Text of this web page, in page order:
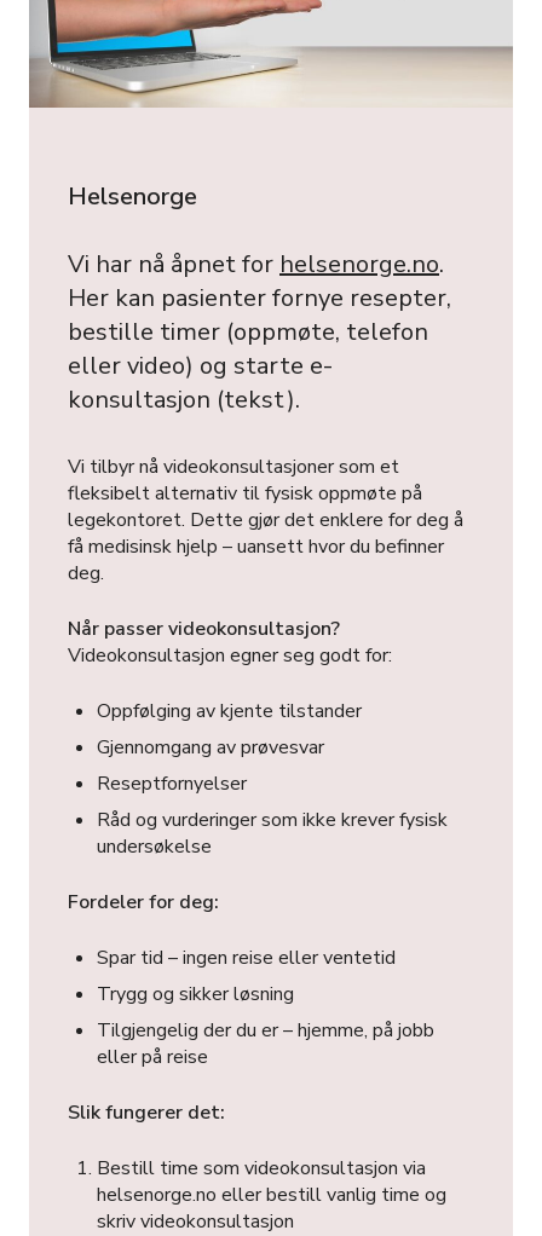
Helsenorge
Vi har nå åpnet for helsenorge.no.
Her kan pasienter fornye resepter,
bestille timer (oppmøte, telefon
eller video) og starte e-
konsultasjon (tekst).
Vi tilbyr nå videokonsultasjoner som et
fleksibelt alternativ til fysisk oppmøte på
legekontoret. Dette gjør det enklere for deg å
få medisinsk hjelp – uansett hvor du befinner
deg.
Når passer videokonsultasjon?
Videokonsultasjon egner seg godt for:
Oppfølging av kjente tilstander
Gjennomgang av prøvesvar
Reseptfornyelser
Råd og vurderinger som ikke krever fysisk
undersøkelse
Fordeler for deg:
Spar tid – ingen reise eller ventetid
Trygg og sikker løsning
Tilgjengelig der du er – hjemme, på jobb
eller på reise
Slik fungerer det:
Bestill time som videokonsultasjon via
helsenorge.no eller bestill vanlig time og
skriv videokonsultasjon